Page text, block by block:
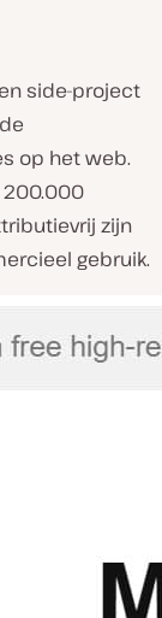
side-project
op het web.
200.000
zijn
gebruik.